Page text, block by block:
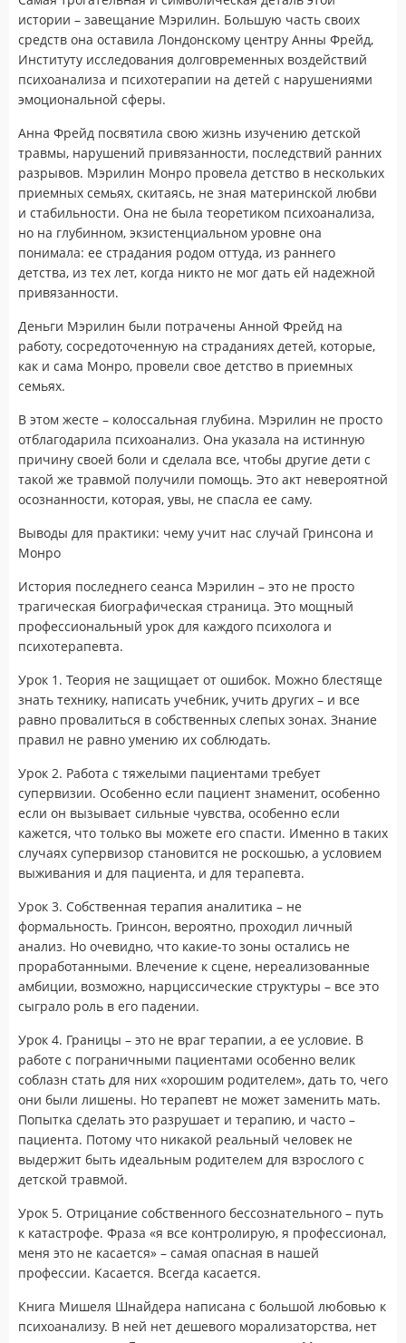
истории – завещание Мэрилин. Большую часть своих
средств она оставила Лондонскому центру Анны Фрейд,
Институту исследования долговременных воздействий
психоанализа и психотерапии на детей с нарушениями
эмоциональной сферы.
Анна Фрейд посвятила свою жизнь изучению детской
травмы, нарушений привязанности, последствий ранних
разрывов. Мэрилин Монро провела детство в нескольких
приемных семьях, скитаясь, не зная материнской любви
и стабильности. Она не была теоретиком психоанализа,
но на глубинном, экзистенциальном уровне она
понимала: ее страдания родом оттуда, из раннего
детства, из тех лет, когда никто не мог дать ей надежной
привязанности.
Деньги Мэрилин были потрачены Анной Фрейд на
работу, сосредоточенную на страданиях детей, которые,
как и сама Монро, провели свое детство в приемных
семьях.
В этом жесте – колоссальная глубина. Мэрилин не просто
отблагодарила психоанализ. Она указала на истинную
причину своей боли и сделала все, чтобы другие дети с
такой же травмой получили помощь. Это акт невероятной
осознанности, которая, увы, не спасла ее саму.
Выводы для практики: чему учит нас случай Гринсона и
Монро
История последнего сеанса Мэрилин – это не просто
трагическая биографическая страница. Это мощный
профессиональный урок для каждого психолога и
психотерапевта.
Урок 1. Теория не защищает от ошибок. Можно блестяще
знать технику, написать учебник, учить других – и все
равно провалиться в собственных слепых зонах. Знание
правил не равно умению их соблюдать.
Урок 2. Работа с тяжелыми пациентами требует
супервизии. Особенно если пациент знаменит, особенно
если он вызывает сильные чувства, особенно если
кажется, что только вы можете его спасти. Именно в таких
случаях супервизор становится не роскошью, а условием
выживания и для пациента, и для терапевта.
Урок 3. Собственная терапия аналитика – не
формальность. Гринсон, вероятно, проходил личный
анализ. Но очевидно, что какие-то зоны остались не
проработанными. Влечение к сцене, нереализованные
амбиции, возможно, нарциссические структуры – все это
сыграло роль в его падении.
Урок 4. Границы – это не враг терапии, а ее условие. В
работе с пограничными пациентами особенно велик
соблазн стать для них «хорошим родителем», дать то, чего
они были лишены. Но терапевт не может заменить мать.
Попытка сделать это разрушает и терапию, и часто –
пациента. Потому что никакой реальный человек не
выдержит быть идеальным родителем для взрослого с
детской травмой.
Урок 5. Отрицание собственного бессознательного – путь
к катастрофе. Фраза «я все контролирую, я профессионал,
меня это не касается» – самая опасная в нашей
профессии. Касается. Всегда касается.
Книга Мишеля Шнайдера написана с большой любовью к
психоанализу. В ней нет дешевого морализаторства, нет